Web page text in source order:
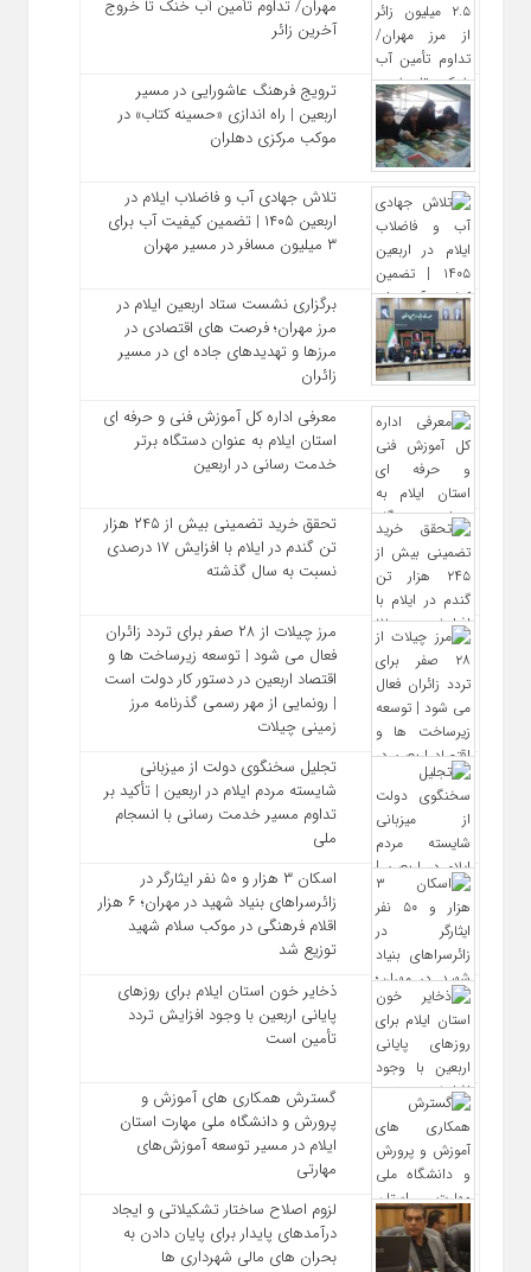
مهران/ تداوم تأمین آب خنک تا خروج
آخرین زائر
ترویج فرهنگ عاشورایی در مسیر
اربعین | راه‌ اندازی «حسینه کتاب» در
موکب مرکزی دهلران
تلاش جهادی آب و فاضلاب ایلام در
اربعین ۱۴۰۵ | تضمین کیفیت آب برای
۳ میلیون مسافر در مسیر مهران
برگزاری نشست ستاد اربعین ایلام در
مرز مهران؛ فرصت‌ های اقتصادی در
مرزها و تهدیدهای جاده‌ ای در مسیر
زائران
معرفی اداره کل آموزش فنی و حرفه‌ ای
استان ایلام به‌ عنوان دستگاه برتر
خدمت‌ رسانی در اربعین
تحقق خرید تضمینی بیش از ۲۴۵ هزار
تن گندم در ایلام با افزایش ۱۷ درصدی
نسبت به سال گذشته
مرز چیلات از ۲۸ صفر برای تردد زائران
فعال می‌ شود | توسعه زیرساخت‌ ها و
اقتصاد اربعین در دستور کار دولت است
| رونمایی از مهر رسمی گذرنامه مرز
زمینی چیلات
تجلیل سخنگوی دولت از میزبانی
شایسته مردم ایلام در اربعین | تأکید بر
تداوم مسیر خدمت‌ رسانی با انسجام
ملی
اسکان ۳ هزار و ۵۰ نفر ایثارگر در
زائرسراهای بنیاد شهید در مهران؛ ۶ هزار
اقلام فرهنگی در موکب سلام شهید
توزیع شد
ذخایر خون استان ایلام برای روزهای
پایانی اربعین با وجود افزایش تردد
تأمین است
گسترش همکاری‌ های آموزش و
پرورش و دانشگاه ملی مهارت استان
ایلام در مسیر توسعه آموزش‌های
مهارتی
لزوم اصلاح ساختار تشکیلاتی و ایجاد
درآمدهای پایدار برای پایان دادن به
بحران‌ های مالی شهرداری‌ ها